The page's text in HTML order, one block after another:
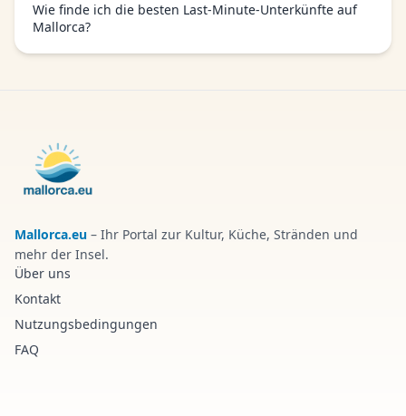
Wie finde ich die besten Last-Minute-Unterkünfte auf
Mallorca?
Mallorca.eu – Ihr Portal zur Kultur, Küche, Stränden und
mehr der Insel.
Über uns
Kontakt
Nutzungsbedingungen
FAQ